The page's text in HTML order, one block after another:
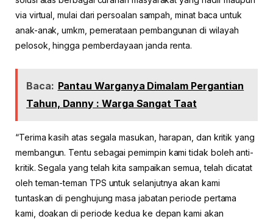
via virtual, mulai dari persoalan sampah, minat baca untuk
anak-anak, umkm, pemerataan pembangunan di wilayah
pelosok, hingga pemberdayaan janda renta.
Baca: Pantau Warganya Dimalam Pergantian
Tahun, Danny : Warga Sangat Taat
“Terima kasih atas segala masukan, harapan, dan kritik yang
membangun. Tentu sebagai pemimpin kami tidak boleh anti-
kritik. Segala yang telah kita sampaikan semua, telah dicatat
oleh teman-teman TPS untuk selanjutnya akan kami
tuntaskan di penghujung masa jabatan periode pertama
kami, doakan di periode kedua ke depan kami akan